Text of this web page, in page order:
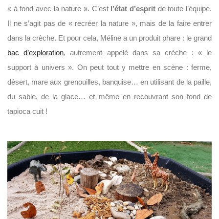
« à fond avec la nature ». C’est l’état d’esprit de toute l’équipe.
Il ne s’agit pas de « recréer la nature », mais de la faire entrer
dans la crèche. Et pour cela, Méline a un produit phare : le grand
bac d’exploration, autrement appelé dans sa crèche : « le
support à univers ». On peut tout y mettre en scène : ferme,
désert, mare aux grenouilles, banquise… en utilisant de la paille,
du sable, de la glace… et même en recouvrant son fond de
tapioca cuit !